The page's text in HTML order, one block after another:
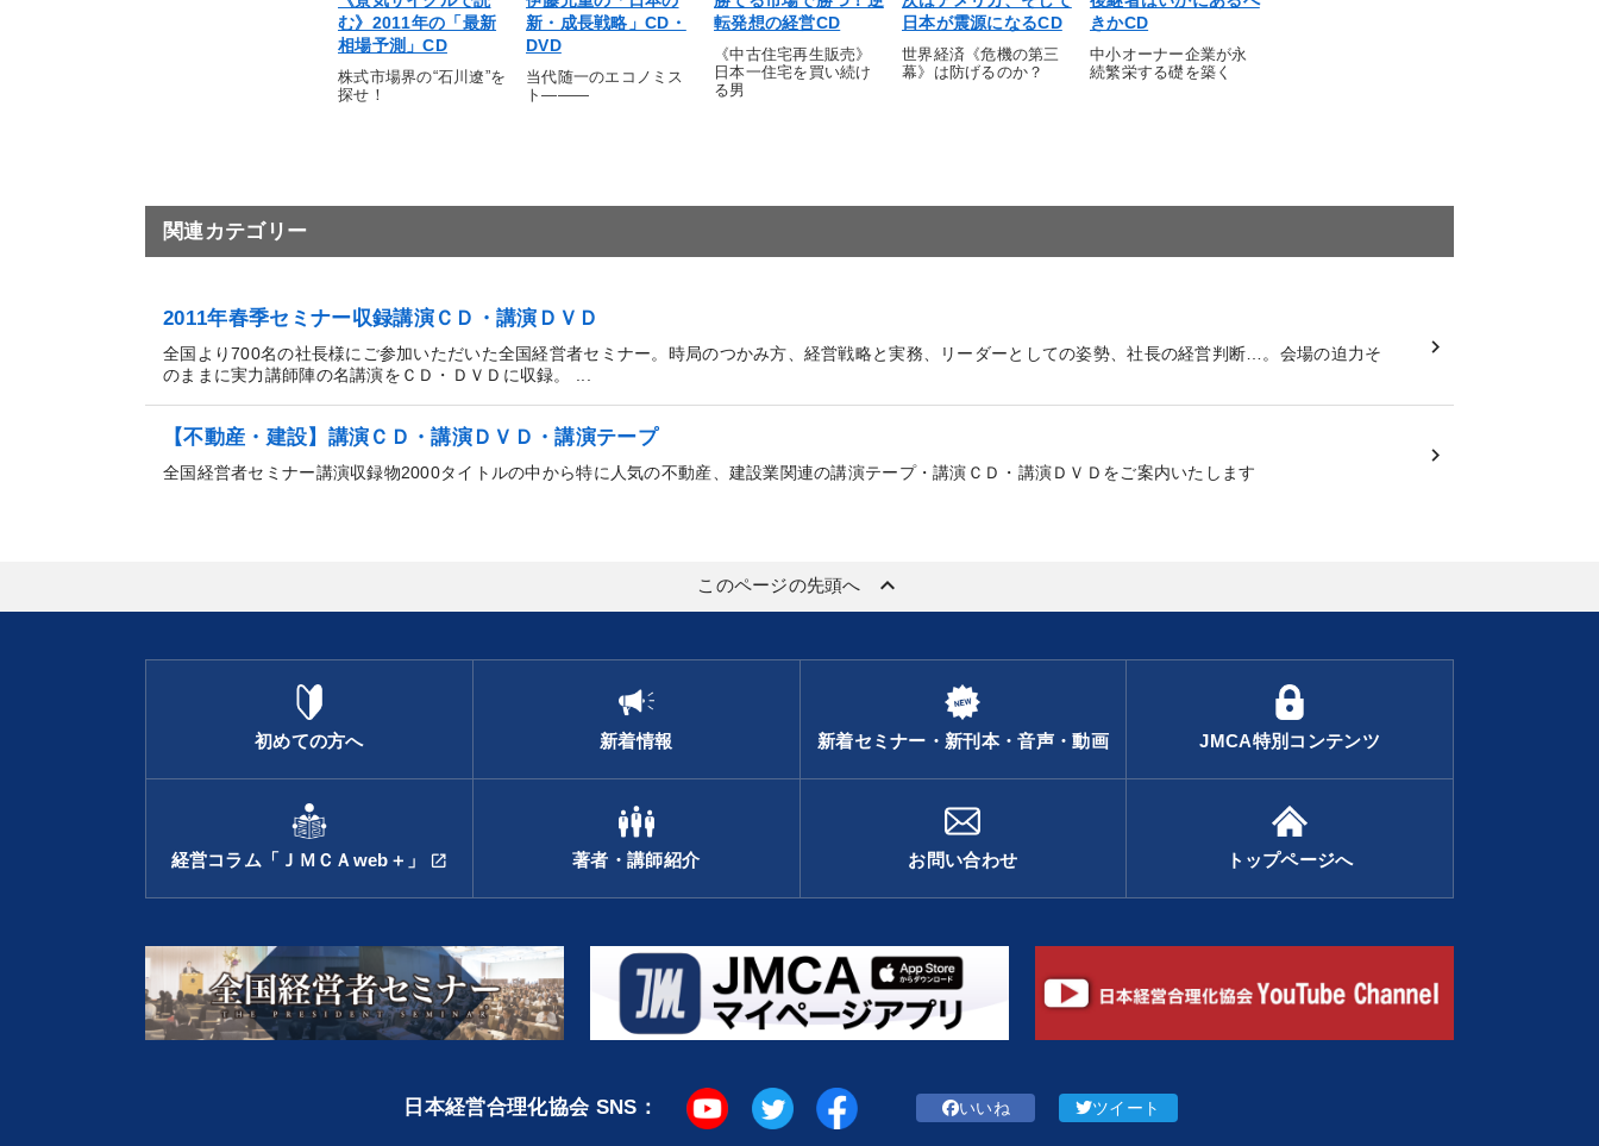
む》2011年の「最新
相場予測」CD
株式市場界の“石川遼”を
探せ！
新・成長戦略」CD・
DVD
当代随一のエコノミス
ト―――
転発想の経営CD
《中古住宅再生販売》
日本一住宅を買い続け
る男
日本が震源になるCD
世界経済《危機の第三
幕》は防げるのか？
きかCD
中小オーナー企業が永
続繁栄する礎を築く
関連カテゴリー
2011年春季セミナー収録講演ＣＤ・講演ＤＶＤ
全国より700名の社長様にご参加いただいた全国経営者セミナー。時局のつかみ方、経営戦略と実務、リーダーとしての姿勢、社長の経営判断…。会場の迫力そ
のままに実力講師陣の名講演をＣＤ・ＤＶＤに収録。 ...
【不動産・建設】講演ＣＤ・講演ＤＶＤ・講演テープ
全国経営者セミナー講演収録物2000タイトルの中から特に人気の不動産、建設業関連の講演テープ・講演ＣＤ・講演ＤＶＤをご案内いたします
このページの先頭へ keyboard_arrow_up
初めての方へ 新着情報 新着セミナー・新刊本・音声・動画 JMCA特別コンテンツ
経営コラム「ＪＭＣＡweb＋」 open_in_new 著者・講師紹介 お問い合わせ トップページへ
日本経営合理化協会 SNS： いいね ツイート